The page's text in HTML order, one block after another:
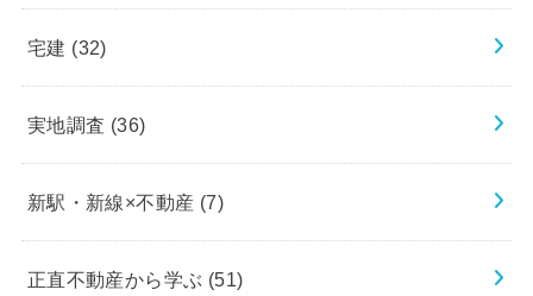
宅建 (32)
実地調査 (36)
新駅・新線×不動産 (7)
正直不動産から学ぶ (51)